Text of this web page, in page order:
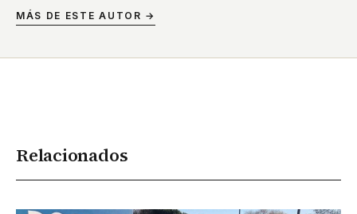
MÁS DE ESTE AUTOR →
Relacionados